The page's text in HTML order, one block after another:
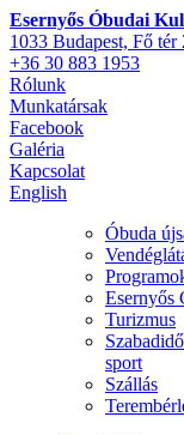
Esernyős Óbudai
1033 Budapest, Fő tér
+36 30 883 1953
Rólunk
Munkatársak
Facebook
Galéria
Kapcsolat
English
Óbuda
Esernyős
Turizmus
sport
Szállás